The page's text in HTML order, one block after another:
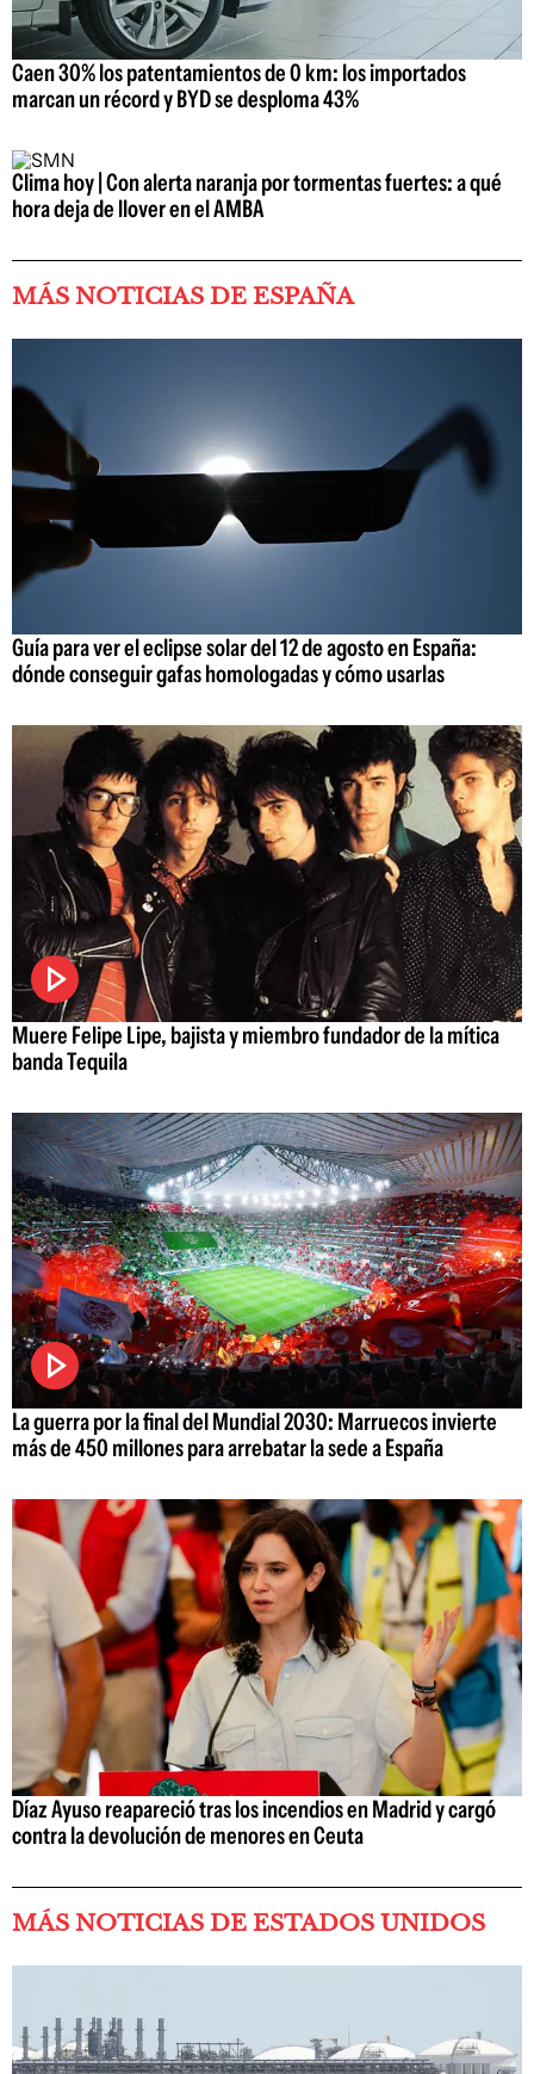
Caen 30% los patentamientos de 0 km: los importados
marcan un récord y BYD se desploma 43%
Clima hoy | Con alerta naranja por tormentas fuertes: a qué
hora deja de llover en el AMBA
MÁS NOTICIAS DE ESPAÑA
Guía para ver el eclipse solar del 12 de agosto en España:
dónde conseguir gafas homologadas y cómo usarlas
Muere Felipe Lipe, bajista y miembro fundador de la mítica
banda Tequila
La guerra por la final del Mundial 2030: Marruecos invierte
más de 450 millones para arrebatar la sede a España
Díaz Ayuso reapareció tras los incendios en Madrid y cargó
contra la devolución de menores en Ceuta
MÁS NOTICIAS DE ESTADOS UNIDOS